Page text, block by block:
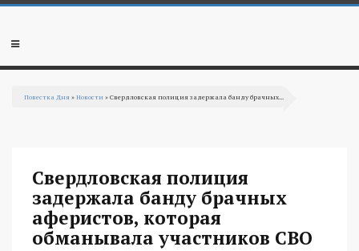
Перейти к основному содержанию
Мобильное
Повестка Дня »Новости » Свердловская полиция задержала банду брачных...
Свердловская полиция
задержала банду брачных
аферистов, которая
обманывала участников СВО